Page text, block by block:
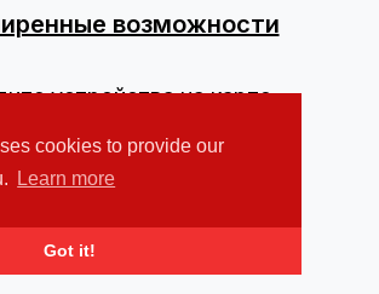
cookies to provide our
Learn more
Got it!
возможности
устройства на карте
громкий сигнал
свои персональные